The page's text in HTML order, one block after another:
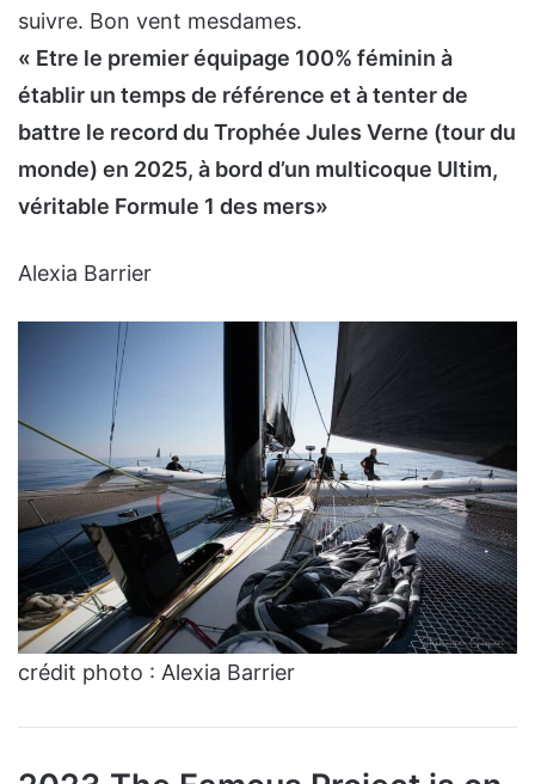
suivre. Bon vent mesdames.
« Etre le premier équipage 100% féminin à
établir un temps de référence et à tenter de
battre le record du Trophée Jules Verne (tour du
monde) en 2025, à bord d’un multicoque Ultim,
véritable Formule 1 des mers»
Alexia Barrier
crédit photo : Alexia Barrier